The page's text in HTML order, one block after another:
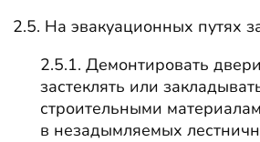
2.5. На эвакуационных путях
2.5.1. Демонтировать
застеклять или
строительными
в незадымляемых